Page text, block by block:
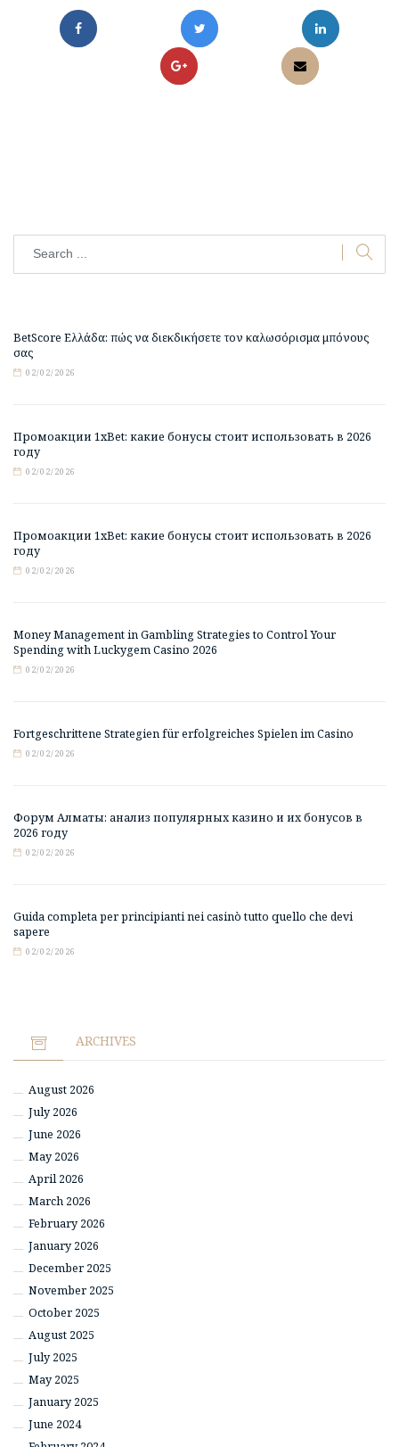
BetScore Ελλάδα: πώς να διεκδικήσετε τον καλωσόρισμα μπόνους
σας
02/02/2026
Промоакции 1xBet: какие бонусы стоит использовать в 2026
году
02/02/2026
Промоакции 1xBet: какие бонусы стоит использовать в 2026
году
02/02/2026
Money Management in Gambling Strategies to Control Your
Spending with Luckygem Casino 2026
02/02/2026
Fortgeschrittene Strategien für erfolgreiches Spielen im Casino
02/02/2026
Форум Алматы: анализ популярных казино и их бонусов в
2026 году
02/02/2026
Guida completa per principianti nei casinò tutto quello che devi
sapere
02/02/2026
ARCHIVES
August 2026
July 2026
June 2026
May 2026
April 2026
March 2026
February 2026
January 2026
December 2025
November 2025
October 2025
August 2025
July 2025
May 2025
January 2025
June 2024